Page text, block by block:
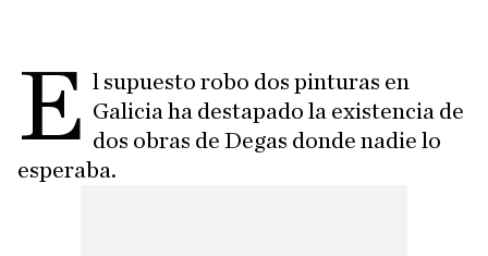
E l supuesto robo dos pinturas en
Galicia ha destapado la existencia de
dos obras de Degas donde nadie lo
esperaba.